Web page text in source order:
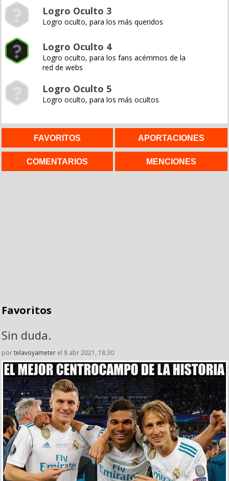
Logro Oculto 3
Logro oculto, para los más queridos
Logro Oculto 4
Logro oculto, para los fans acérrimos de la
red de webs
Logro Oculto 5
Logro oculto, para los más ocultos
FAVORITOS APORTACIONES
COMENTARIOS MENCIONES
Favoritos
Sin duda.
portelavoyameter el 8 abr 2021, 18:30